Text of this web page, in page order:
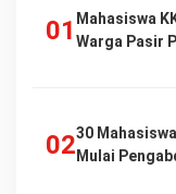
Mahasiswa
Warga Pasir
30
Mulai